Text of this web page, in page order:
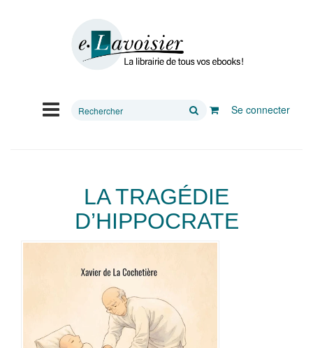
Rechercher
Se connecter
LA TRAGÉDIE
D’HIPPOCRATE